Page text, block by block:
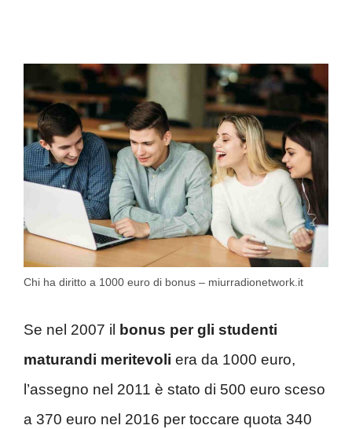
Chi ha diritto a 1000 euro di bonus – miurradionetwork.it
Se nel 2007 il
bonus per gli studenti
maturandi meritevoli era da 1000 euro,
l’assegno nel 2011 è stato di 500 euro sceso
a 370 euro nel 2016 per toccare quota 340